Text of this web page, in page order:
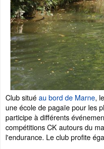
Club situéau bord de Marne,
une école de pagaïe pour les
participe à différents
compétitions CK autours du
l'endurance. Le club profite